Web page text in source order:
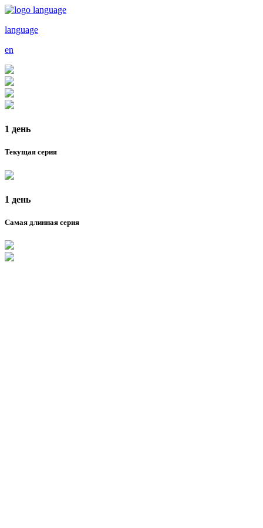
language
en
1 день
Текущая серия
1 день
Самая длинная серия